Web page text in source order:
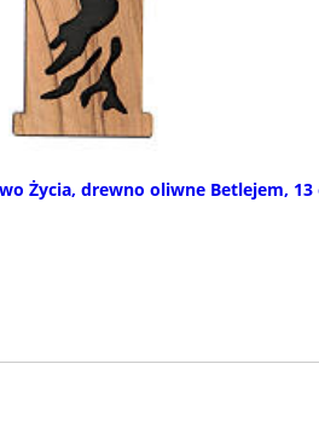
Życia, drewno oliwne Betlejem, 13